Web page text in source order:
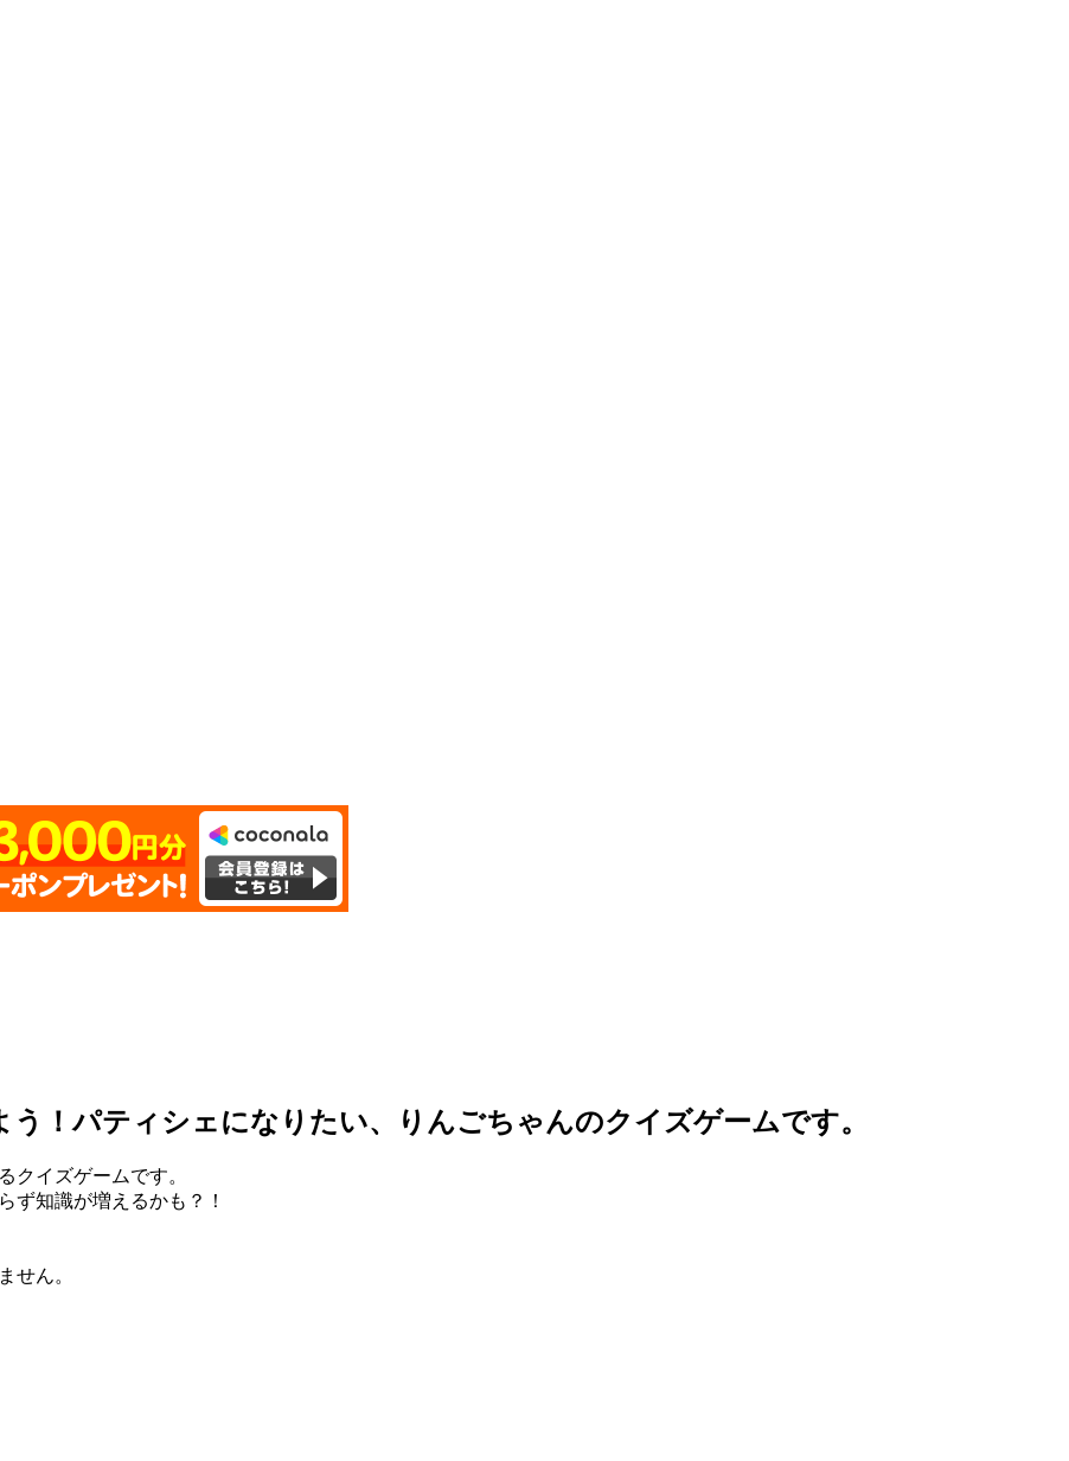
！パティシェになりたい、りんごちゃんのクイズゲームです。
イズゲームです。
ず知識が増えるかも？！
せん。